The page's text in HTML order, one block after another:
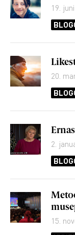
19.
20.
2.
15.